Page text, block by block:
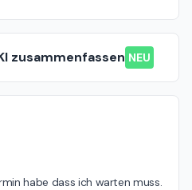
zusammenfassen NEU
habe dass ich warten muss.